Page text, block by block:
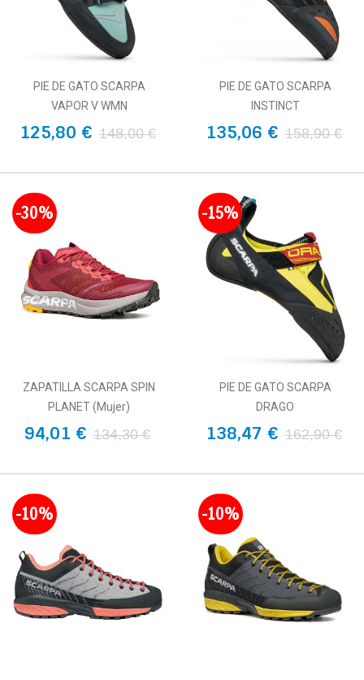
PIE DE GATO SCARPA
VAPOR V WMN
125,80 € 148,00 €
PIE DE GATO SCARPA
INSTINCT
135,06 € 158,90 €
-30%
ZAPATILLA SCARPA SPIN
PLANET (Mujer)
94,01 € 134,30 €
-15%
PIE DE GATO SCARPA
DRAGO
138,47 € 162,90 €
-10% -10%